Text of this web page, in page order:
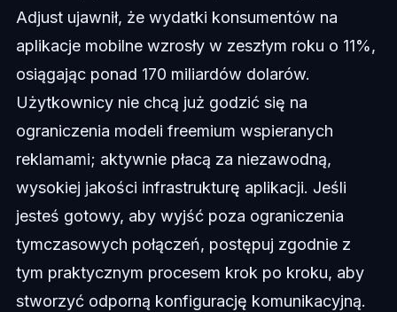
Adjust ujawnił, że wydatki konsumentów na
aplikacje mobilne wzrosły w zeszłym roku o 11%,
osiągając ponad 170 miliardów dolarów.
Użytkownicy nie chcą już godzić się na
ograniczenia modeli freemium wspieranych
reklamami; aktywnie płacą za niezawodną,
wysokiej jakości infrastrukturę aplikacji. Jeśli
jesteś gotowy, aby wyjść poza ograniczenia
tymczasowych połączeń, postępuj zgodnie z
tym praktycznym procesem krok po kroku, aby
stworzyć odporną konfigurację komunikacyjną.